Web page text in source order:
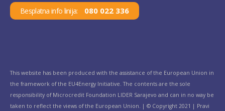
Besplatna info linija: 080 022 336
This website has been produced with the assistance of the European Union in
the framework of the EU4Energy Initiative. The contents are the sole
responsibility of Microcredit Foundation LIDER Sarajevo and can in no way be
taken to reflect the views of the European Union. | © Copyright 2021 | Pravi